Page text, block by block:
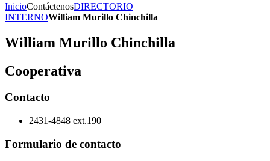
InicioContáctenosDIRECTORIO
INTERNOWilliam Murillo Chinchilla
William Murillo Chinchilla
Cooperativa
Contacto
2431-4848 ext.190
Formulario de contacto